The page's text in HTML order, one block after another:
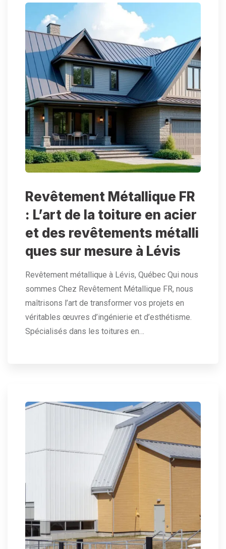
Revêtement Métallique FR
: L’art de la toiture en acier
et des revêtements métalli
ques sur mesure à Lévis
Revêtement métallique à Lévis, Québec Qui nous
sommes Chez Revêtement Métallique FR, nous
maîtrisons l’art de transformer vos projets en
véritables œuvres d’ingénierie et d’esthétisme.
Spécialisés dans les toitures en…